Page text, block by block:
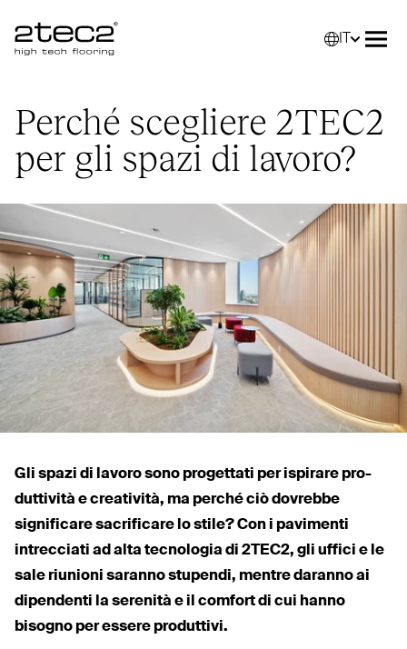
Primary
Perché scegliere 2TEC2
per gli spazi di lavoro?
Gli spazi di lavoro sono pro­gettati per ispirare pro­
duttività e creatività, ma perché ciò dovrebbe
significare sacrificare lo stile? Con i pavimenti
intrecciati ad alta tec­nologia di 2TEC2, gli uffici e le
sale riunioni saranno stupendi, mentre daranno ai
dipendenti la serenità e il comfort di cui hanno
bisogno per essere produttivi.